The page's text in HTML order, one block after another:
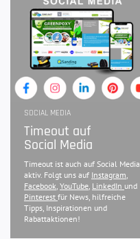
SOCIAL MEDIA
Timeout auf
Social Media
Timeout ist auch auf Social Media
aktiv. Folgt uns auf Instagram
Facebook YouTube LinkedIn und
Pinterest für News, hilfreiche
Tipps, Inspirationen und
Rabattaktionen!